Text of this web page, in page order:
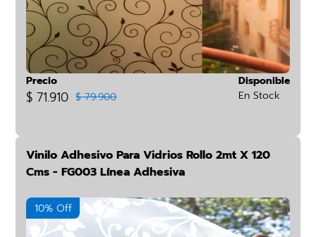
Precio
$ 71.910 $ 79.900
Disponible
En Stock
Vinilo Adhesivo Para Vidrios Rollo 2mt X 120
Cms - FG003 Línea Adhesiva
10% Off